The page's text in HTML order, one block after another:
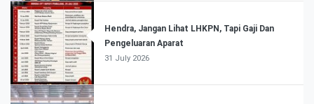
Hendra, Jangan Lihat LHKPN, Tapi Gaji Dan
Pengeluaran Aparat
31 July 2026